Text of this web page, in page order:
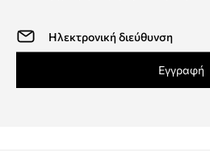
Εγγραφή